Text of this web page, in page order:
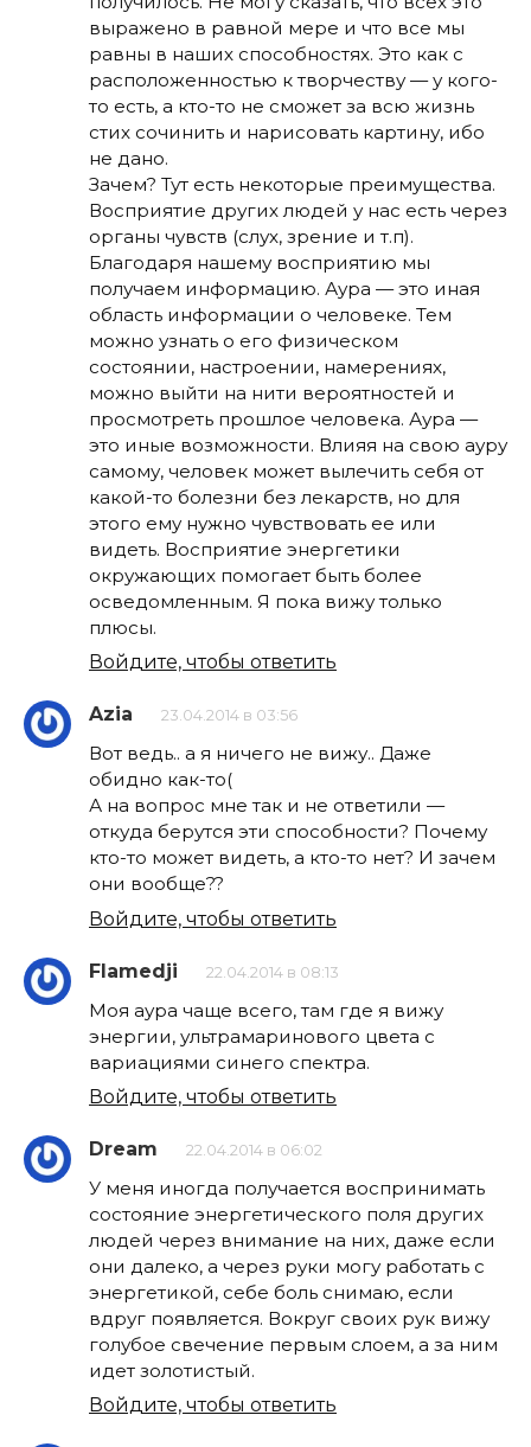
выражено в равной мере и что все мы
равны в наших способностях. Это как с
расположенностью к творчеству — у кого-
то есть, а кто-то не сможет за всю жизнь
стих сочинить и нарисовать картину, ибо
не дано.
Зачем? Тут есть некоторые преимущества.
Восприятие других людей у нас есть через
органы чувств (слух, зрение и т.п).
Благодаря нашему восприятию мы
получаем информацию. Аура — это иная
область информации о человеке. Тем
можно узнать о его физическом
состоянии, настроении, намерениях,
можно выйти на нити вероятностей и
просмотреть прошлое человека. Аура —
это иные возможности. Влияя на свою ауру
самому, человек может вылечить себя от
какой-то болезни без лекарств, но для
этого ему нужно чувствовать ее или
видеть. Восприятие энергетики
окружающих помогает быть более
осведомленным. Я пока вижу только
плюсы.
Войдите, чтобы ответить
Azia 23.04.2014 в 03:56
Вот ведь.. а я ничего не вижу.. Даже
обидно как-то(
А на вопрос мне так и не ответили —
откуда берутся эти способности? Почему
кто-то может видеть, а кто-то нет? И зачем
они вообще??
Войдите, чтобы ответить
Flamedji 22.04.2014 в 08:13
Моя аура чаще всего, там где я вижу
энергии, ультрамаринового цвета с
вариациями синего спектра.
Войдите, чтобы ответить
Dream 22.04.2014 в 06:02
У меня иногда получается воспринимать
состояние энергетического поля других
людей через внимание на них, даже если
они далеко, а через руки могу работать с
энергетикой, себе боль снимаю, если
вдруг появляется. Вокруг своих рук вижу
голубое свечение первым слоем, а за ним
идет золотистый.
Войдите, чтобы ответить